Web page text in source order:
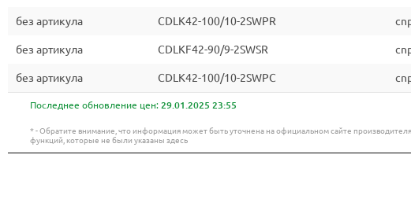
без артикула CDLK42-100/10-2SWPR
без артикула CDLKF42-90/9-2SWSR
без артикула CDLK42-100/10-2SWPC
Последнее обновление цен: 29.01.2025 23:55
* - Обратите внимание, что информация может быть уточнена на официальном сайте
функций, которые не были указаны здесь